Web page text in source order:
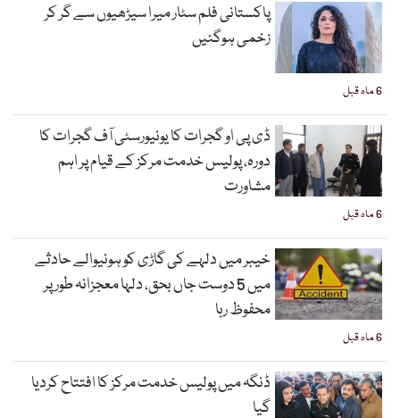
6 ماہ قبل
پاکستانی فلم سٹار میرا سیڑھیوں سے گر کر
زخمی ہوگئیں
6 ماہ قبل
ڈی پی او گجرات کا یونیورسٹی آف گجرات کا
دورہ، پولیس خدمت مرکز کے قیام پر اہم
مشاورت
6 ماہ قبل
خیبر میں دلہے کی گاڑی کو ہونیوالے حادثے
میں 5 دوست جاں بحق، دلہا معجزانہ طور پر
محفوظ رہا
ڈنگہ میں پولیس خدمت مرکز کا افتتاح کردیا
گیا